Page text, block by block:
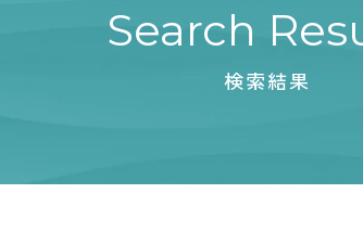
Search
検索結果